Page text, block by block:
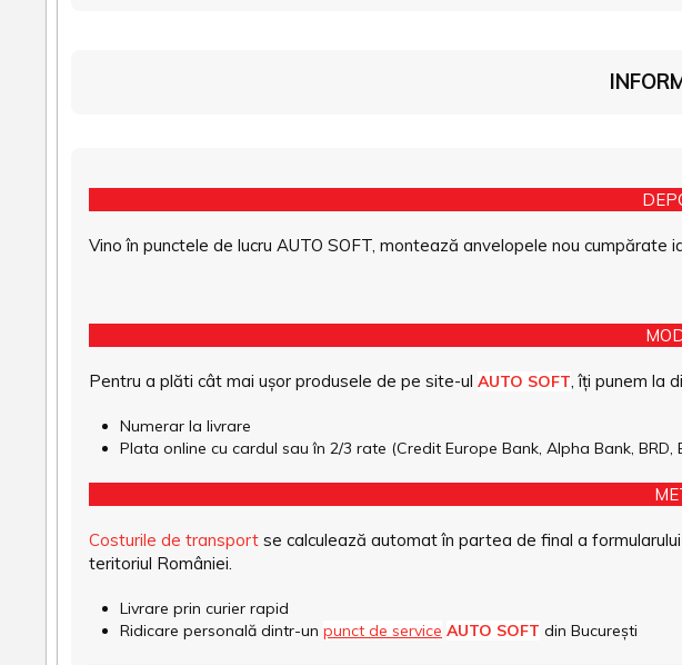
Vino în punctele de lucru AUTO SOFT, montează anvelopele nou cumpărate
Pentru a plăti cât mai ușor produsele de pe site-ul AUTO SOFT, îți punem la
Numerar la livrare
Plata online cu cardul sau în 2/3 rate (Credit Europe Bank, Alpha Bank, BRD,
Costurile de transport se calculează automat în partea de final a
teritoriul României.
Livrare prin curier rapid
Ridicare personală dintr-un punct de service AUTO SOFT din București